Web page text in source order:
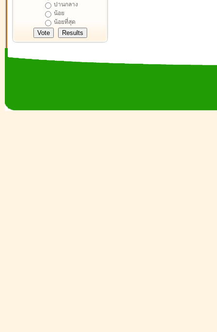
ปานกลาง
น้อย
น้อยที่สุด